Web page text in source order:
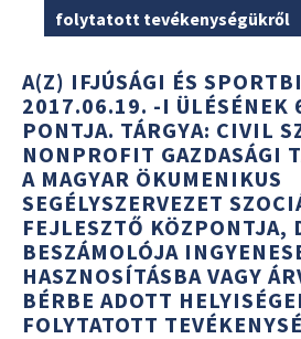
folytatott tevékenységükről
A(Z) IFJÚSÁGI ÉS
2017.06.19. -I ÜLÉSÉNEK
PONTJA. TÁRGYA: CIVIL
NONPROFIT GAZDASÁGI
A MAGYAR ÖKUMENIKUS
SEGÉLYSZERVEZET
FEJLESZTŐ KÖZPONTJA,
BESZÁMOLÓJA
HASZNOSÍTÁSBA VAGY
BÉRBE ADOTT
FOLYTATOTT